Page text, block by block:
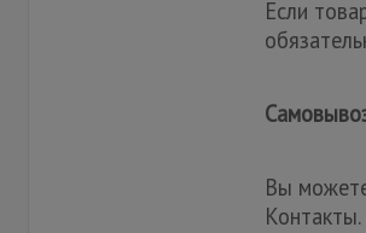
Если
Вы
Контакты.